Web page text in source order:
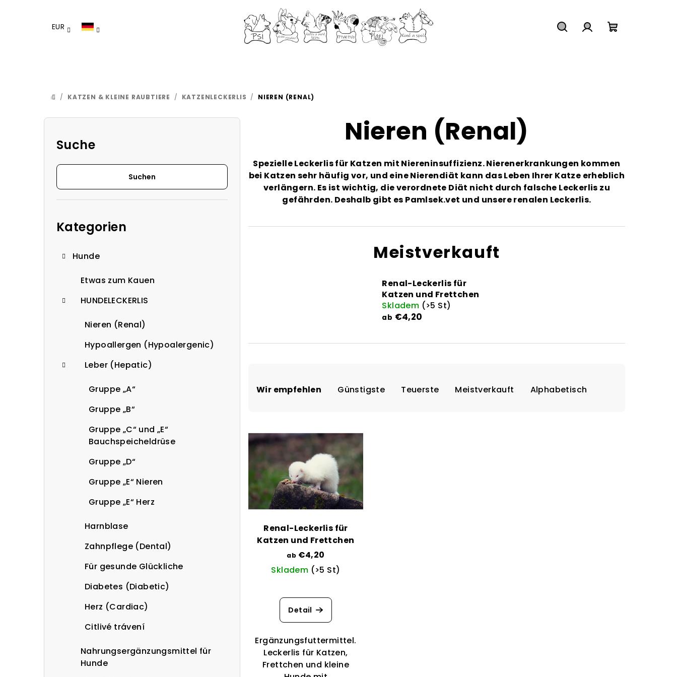
EUR
STARTSEITE
/ KATZEN & KLEINE RAUBTIERE / KATZENLECKERLIS / NIEREN (RENAL)
S
Suche
Suchen
Kategorien
Hunde
Etwas zum Kauen
HUNDELECKERLIS
Nieren (Renal)
Hypoallergen (Hypoalergenic)
Leber (Hepatic)
Gruppe „A“
Gruppe „B“
Gruppe „C“ und „E“
Bauchspeicheldrüse
Gruppe „D“
Gruppe „E“ Nieren
Gruppe „E“ Herz
Harnblase
Zahnpflege (Dental)
Für gesunde Glückliche
Diabetes (Diabetic)
Herz (Cardiac)
Citlivé trávení
Nahrungsergänzungsmittel für
Hunde
Nieren (Renal)
Spezielle Leckerlis für Katzen mit Niereninsuffizienz. Nierenerkrankungen kommen
bei Katzen sehr häufig vor, und eine Nierendiät kann das Leben Ihrer Katze erheblich
verlängern. Es ist wichtig, die verordnete Diät nicht durch falsche Leckerlis zu
gefährden. Deshalb gibt es Pamlsek.vet und unsere renalen Leckerlis.
Meistverkauft
Renal-Leckerlis für
Katzen und Frettchen
Skladem (>5 St)
ab €4,20
d
u
k
t
s
u
Wir empfehlen Günstigste Teuerste Meistverkauft Alphabetisch
L
i
s
t
e
e
d
Renal-Leckerlis für
Katzen und Frettchen
ab €4,20
Skladem (>5 St)
durchschnittliche
Produktbewertung
ist
3,0
von
5
Sternen.
Detail
Ergänzungsfuttermittel.
Leckerlis für Katzen,
Frettchen und kleine